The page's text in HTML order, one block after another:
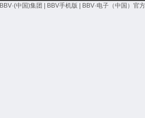
BBV·(中国)集团 BBV手机版 BBV·电子（中国）官